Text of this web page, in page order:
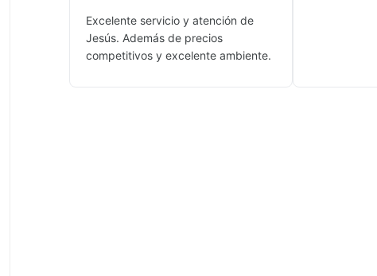
Excelente servicio y atención de
Jesús. Además de precios
competitivos y excelente ambiente.